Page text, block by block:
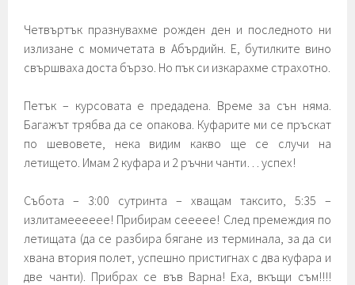
Четвъртък празнувахме рожден ден и последното ни
излизане с момичетата в Абърдийн. Е, бутилките вино
свършваха доста бързо. Но пък си изкарахме страхотно.
Петък – курсовата е предадена. Време за сън няма.
Багажът трябва да се опакова. Куфарите ми се пръскат
по шевовете, нека видим какво ще се случи на
летището. Имам 2 куфара и 2 ръчни чанти… успех!
Събота – 3:00 сутринта – хващам таксито, 5:35 –
излитамееееее! Прибирам сеееее! След премеждия по
летищата (да се разбира бягане из терминала, за да си
хвана втория полет, успешно пристигнах с два куфара и
две чанти). Прибрах се във Варна! Еха, вкъщи съм!!!!